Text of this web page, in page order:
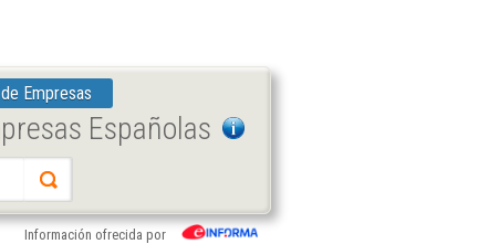
Empresas
Españolas
Información ofrecida por